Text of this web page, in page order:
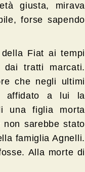
giusta, mirava
forse sapendo
Fiat ai tempi
tratti marcati.
che negli ultimi
affidato a lui la
una figlia morta
sarebbe stato
famiglia Agnelli.
Alla morte di